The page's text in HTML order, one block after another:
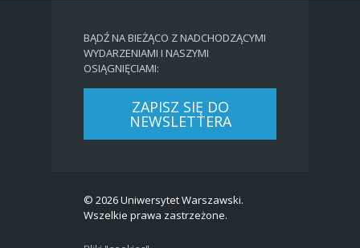
BĄDŹ NA BIEŻĄCO Z NADCHODZĄCYMI
WYDARZENIAMI I NASZYMI
OSIĄGNIĘCIAMI:
ZAPISZ SIĘ DO
NEWSLETTERA
© 2026 Uniwersytet Warszawski.
Wszelkie prawa zastrzeżone.